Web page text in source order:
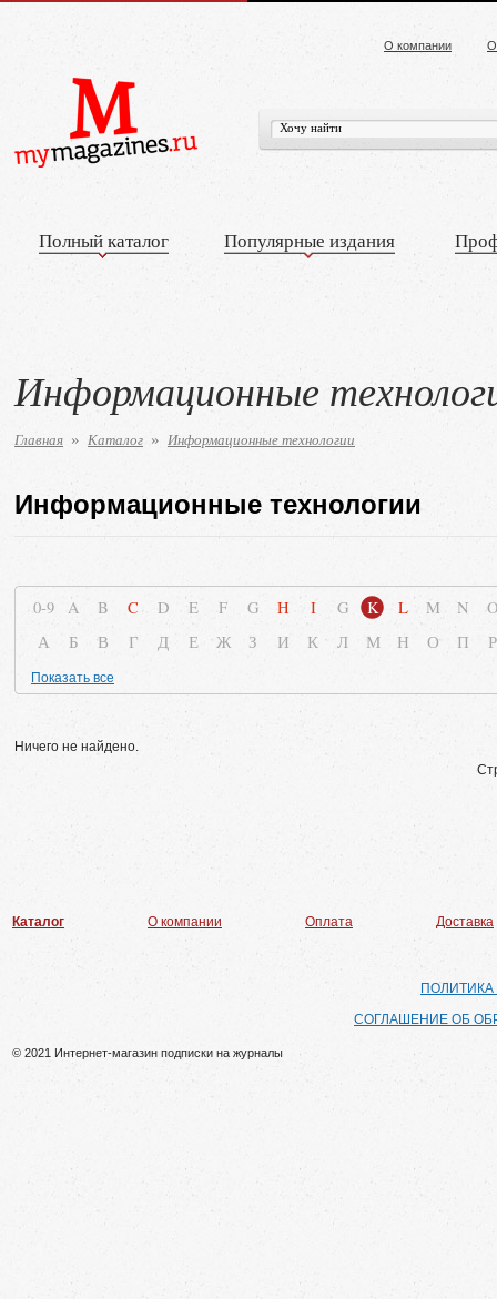
О компании
Полный каталог Популярные издания
Информационные
Главная » Каталог » Информационные технологии
Информационные технологии
0-9 A B C D E F G H I G K L M N
А
Б В Г Д Е Ж З И К Л М Н О П Р
Показать все
Ничего не найдено.
Каталог О компании Оплата Доставка
СОГЛАШЕНИЕ ОБ
© 2021 Интернет-магазин подписки на журналы